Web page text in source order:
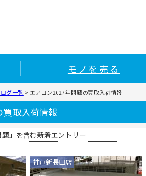
モノを売る
グ一覧 > エアコン2027年問題の買取入荷情報
取入荷情報
」 を含む新着エントリー
神戸新長田店